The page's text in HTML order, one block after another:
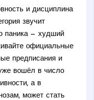
и дисциплина
звучит
паника — худший
официальные
предписания и
вошёл в число
а в
может стать